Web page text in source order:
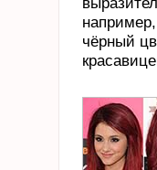
чёрный